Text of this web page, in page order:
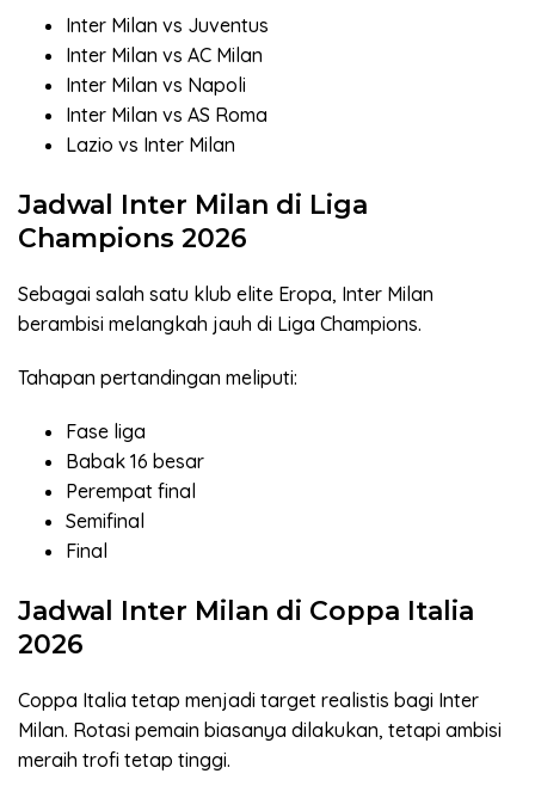
Inter Milan vs Juventus
Inter Milan vs AC Milan
Inter Milan vs Napoli
Inter Milan vs AS Roma
Lazio vs Inter Milan
Jadwal Inter Milan di Liga
Champions 2026
Sebagai salah satu klub elite Eropa, Inter Milan
berambisi melangkah jauh di Liga Champions.
Tahapan pertandingan meliputi:
Fase liga
Babak 16 besar
Perempat final
Semifinal
Final
Jadwal Inter Milan di Coppa Italia
2026
Coppa Italia tetap menjadi target realistis bagi Inter
Milan. Rotasi pemain biasanya dilakukan, tetapi ambisi
meraih trofi tetap tinggi.